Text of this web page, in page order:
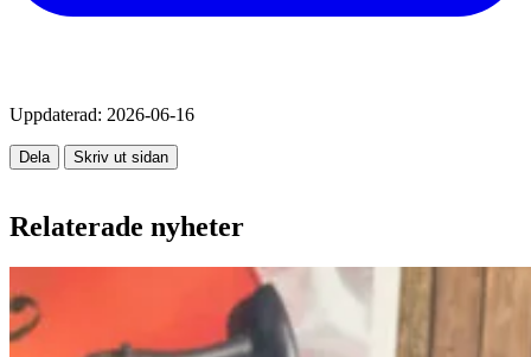
Uppdaterad: 2026-06-16
Dela Skriv ut sidan
Relaterade nyheter